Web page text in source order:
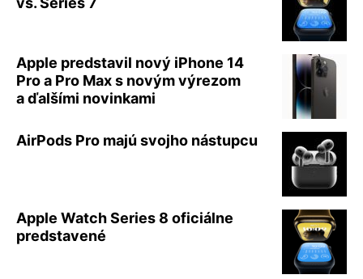
Apple predstavil nový iPhone 14
Pro a Pro Max s novým výrezom
a ďalšími novinkami
AirPods Pro majú svojho nástupcu
Apple Watch Series 8 oficiálne
predstavené